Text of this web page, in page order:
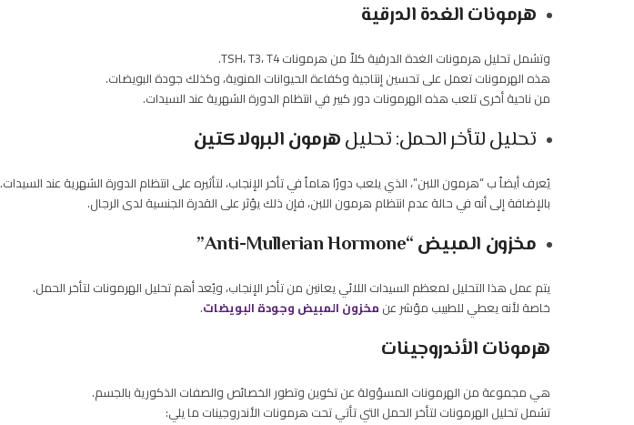
هرمونات الغدة الدرقية
وتشمل تحليل هرمونات الغدة الدرقية كلاً من هرمونات TSH، T3، T4.
هذه الهرمونات تعمل على تحسين إنتاجية وكفاءة الحيوانات المنوية، وكذلك جودة البويضات.
من ناحية أخرى تلعب هذه الهرمونات دور كبير في انتظام الدورة الشهرية عند السيدات.
تحليل لتأخر الحمل: تحليلهرمون البرولاكتين
يُعرف أيضاً ب “هرمون اللبن”، الذي يلعب دورًا هاماً في تأخر الإنجاب، لتأثيره على انتظام الدورة الشهرية عند السيدات.
بالإضافة إلى أنه في حالة عدم انتظام هرمون اللبن، فإن ذلك يؤثر على القدرة الجنسية لدى الرجال.
مخزون المبيض “Anti-Mullerian Hormone”
يتم عمل هذا التحليل لمعظم السيدات اللائي يعانين من تأخر الإنجاب، ويُعد أهم تحليل الهرمونات لتأخر الحمل.
خاصة لأنه يعطي للطبيب مؤشر عن مخزون المبيض وجودة البويضات.
هرمونات الأندروجينات
هي مجموعة من الهرمونات المسؤولة عن تكوين وتطور الخصائص والصفات الذكورية بالجسم.
تشمل تحليل الهرمونات لتأخر الحمل التي تأتي تحت هرمونات الأندروجينات ما يلي: